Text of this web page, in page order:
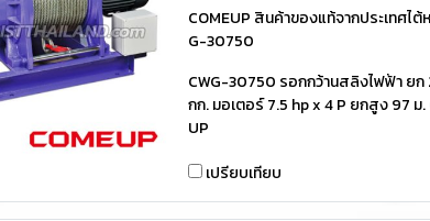
COMEUP สินค้าของแท้จากประเทศไต้
G-30750
CWG-30750 รอกกว้านสลิงไฟฟ้า ย
กก. มอเตอร์ 7.5 hp x 4 P ยกสูง 97 ม.
UP
เปรียบเทียบ